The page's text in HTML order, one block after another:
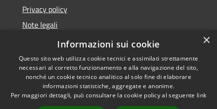
Privacy policy
Note legali
Dichiarazione di accessibilità
Accessibilità
Copyright © 2026 • Comune di
Fiorenzuola d'Arda • Powered
×
Informazioni sui cookie
Questo sito web utilizza cookie tecnici e assimilati strettamente
necessari al corretto funzionamento e alla navigazione del sito,
nonché un cookie tecnico analitico al solo fine di elaborare
informazioni statistiche, aggregate e anonime.
Per maggiori dettagli, può consultare la cookie policy al seguente link